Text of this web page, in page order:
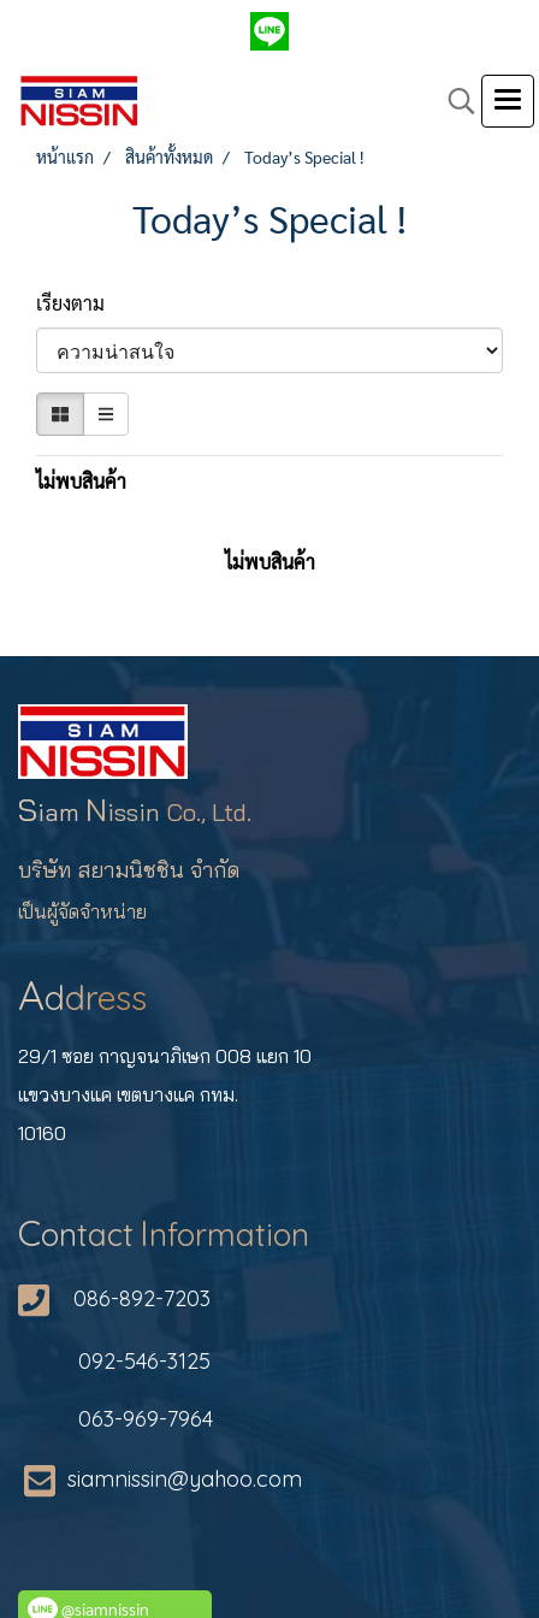
หน้าแรก สินค้าทั้งหมด Today’s Special !
Today’s Special !
เรียงตาม
ไม่พบสินค้า
ไม่พบสินค้า
Siam Nissin Co., Ltd.
บริษัท สยามนิชชิน จำกัด
เป็นผู้จัดจำหน่าย
Address
29/1 ซอย กาญจนาภิเษก 008 แยก 10
แขวงบางแค เขตบางแค กทม.
10160
Contact Information
086-892-7203
092-546-3125
063-969-7964
siamnissin@yahoo.com
@siamnissin